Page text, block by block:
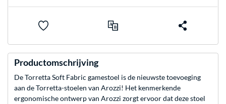
Productomschrijving
De Torretta Soft Fabric gamestoel is de nieuwste toevoeging
aan de Torretta-stoelen van Arozzi! Het kenmerkende
ergonomische ontwerp van Arozzi zorgt ervoor dat deze stoel